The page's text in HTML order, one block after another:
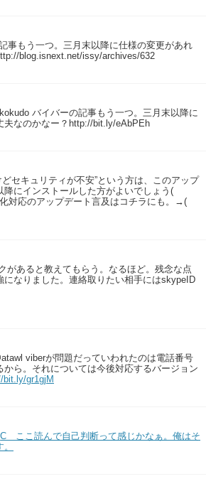
事もう一つ。三月末以降に仕様の変更があれ
blog.isnext.net/issy/archives/632
バイバーの記事もう一つ。三月末以降に
夫なのかなー？http://bit.ly/eAbPEh
どセキュリティが不安”という方は、このアップ
にインストールした方がよいでしょう(
対応のアップデート言及はコチラにも。→(
があると教えてもらう。なるほど。残念な点
になりました。連絡取りたい相手にはskypeID
viberが問題だっていわれたのは電話番号
ら。それについては今後対応するバージョン
bit.ly/gr1gjM
ここ読んで自己判断って感じかなぁ。俺はそ